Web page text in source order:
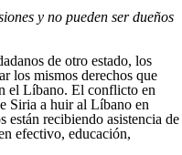
y no pueden ser dueños
de otro estado, los
los mismos derechos que
el Líbano. El conflicto en
Siria a huir al Líbano en
están recibiendo asistencia de
efectivo, educación,